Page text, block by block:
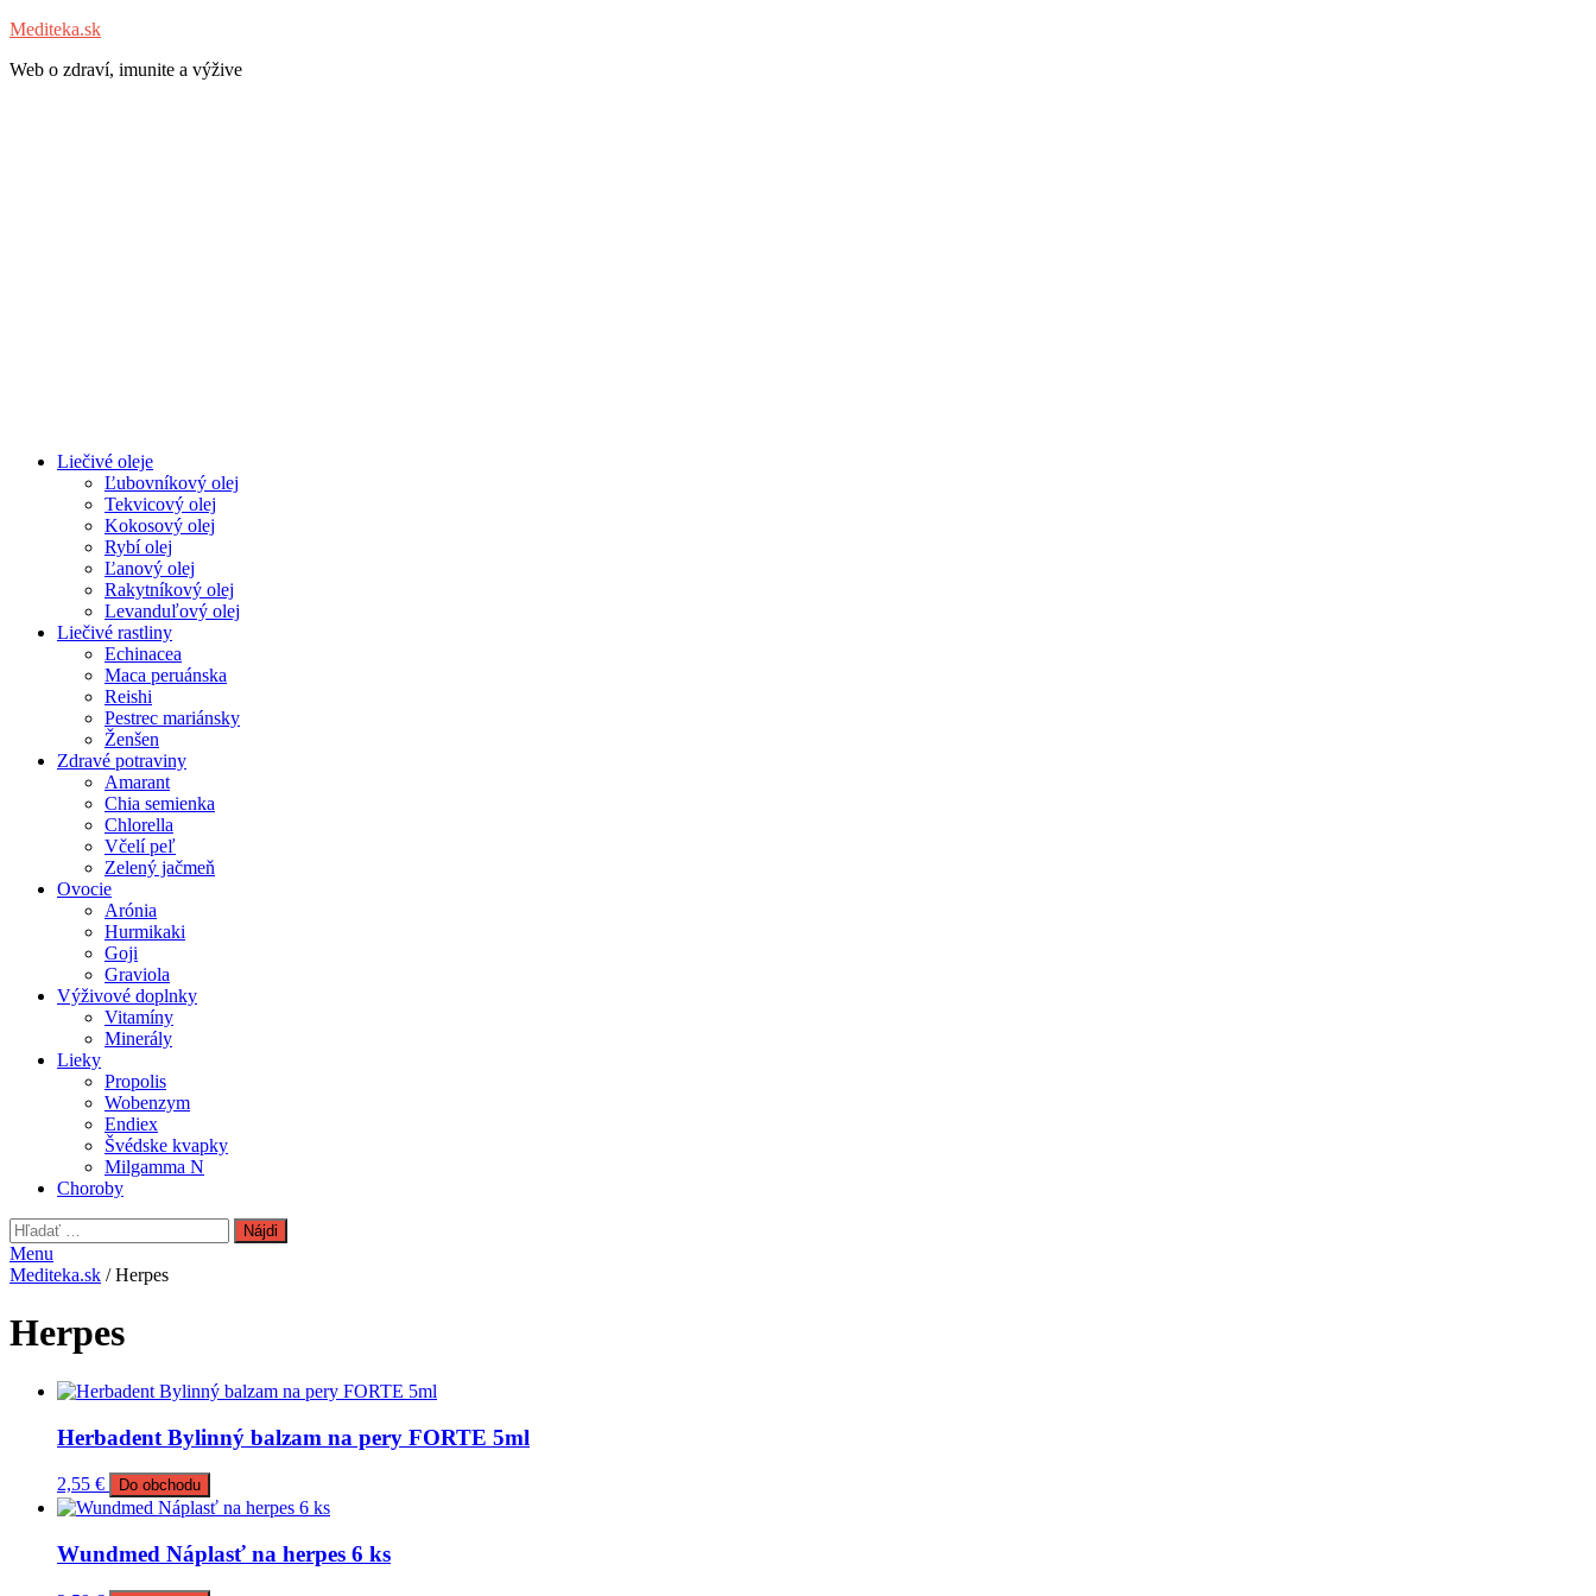
Mediteka.sk
Web o zdraví, imunite a výžive
Liečivé oleje
Ľubovníkový olej
Tekvicový olej
Kokosový olej
Rybí olej
Ľanový olej
Rakytníkový olej
Levanduľový olej
Liečivé rastliny
Echinacea
Maca peruánska
Reishi
Pestrec mariánsky
Ženšen
Zdravé potraviny
Amarant
Chia semienka
Chlorella
Včelí peľ
Zelený jačmeň
Ovocie
Arónia
Hurmikaki
Goji
Graviola
Výživové doplnky
Vitamíny
Minerály
Lieky
Propolis
Wobenzym
Endiex
Švédske kvapky
Milgamma N
Choroby
Hľadať:
Menu
Mediteka.sk / Herpes
Herpes
Herbadent Bylinný balzam na pery FORTE 5ml
2,55 € Do obchodu
Wundmed Náplasť na herpes 6 ks